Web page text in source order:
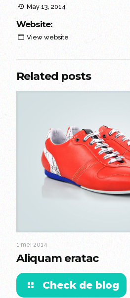
May 13, 2014
Website:
View website
Related posts
1 mei 2014
Aliquam eratac
Check de blog